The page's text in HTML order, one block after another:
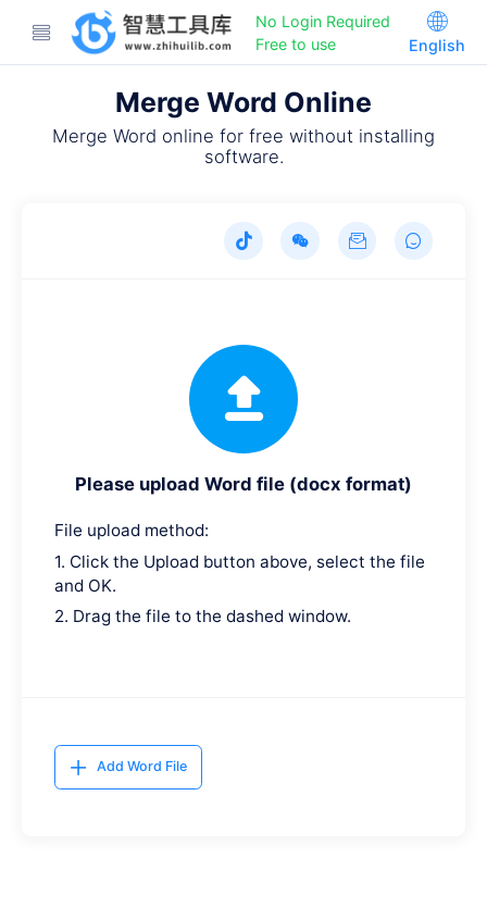
No Login Required
Free to use
English
Merge Word Online
Merge Word online for free without installing
software.
Please upload Word file (docx format)
File upload method:
1. Click the Upload button above, select the file
and OK.
2. Drag the file to the dashed window.
Add Word File